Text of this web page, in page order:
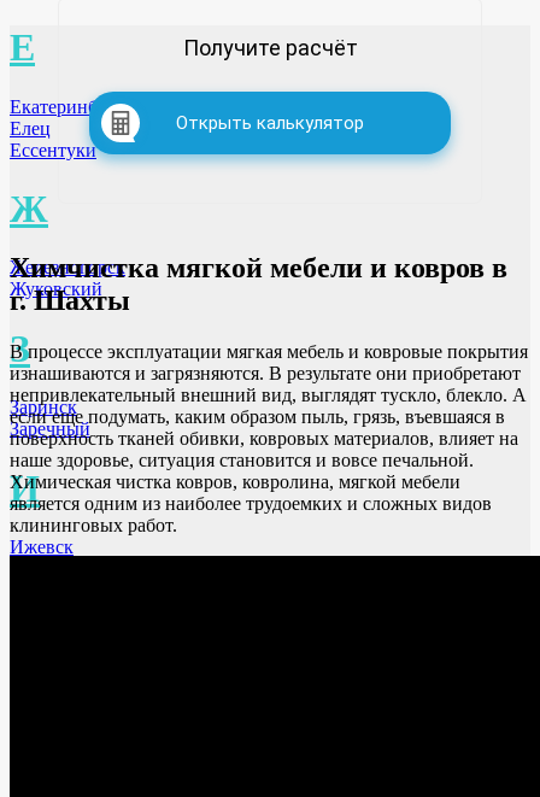
Е
Екатеринбург
Елец
Ессентуки
Ж
Железногорск
Жуковский
З
Заринск
Заречный
И
Ижевск
Получите расчёт
Открыть калькулятор
Химчистка мягкой мебели и ковров в
г. Шахты
В процессе эксплуатации мягкая мебель и ковровые покрытия
изнашиваются и загрязняются. В результате они приобретают
непривлекательный внешний вид, выглядят тускло, блекло. А
если еще подумать, каким образом пыль, грязь, въевшаяся в
поверхность тканей обивки, ковровых материалов, влияет на
наше здоровье, ситуация становится и вовсе печальной.
Химическая чистка ковров, ковролина, мягкой мебели
является одним из наиболее трудоемких и сложных видов
клининговых работ.